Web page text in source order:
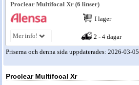
Proclear Multifocal Xr (6 linser)
Mer info!
I lager
2 - 4 dagar
Priserna och denna sida uppdaterades: 2026-03-05
Proclear Multifocal Xr